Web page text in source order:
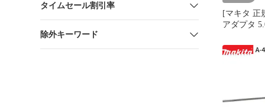
タイムセール割引率
除外キーワード
[マキタ 正
アダプタ 5.0m コ
ーツ 部品
め 便利